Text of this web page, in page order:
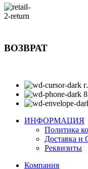
ВОЗВРАТ
ИНФОРМАЦИЯ
Политика
Доставка и
Реквизиты
Компания